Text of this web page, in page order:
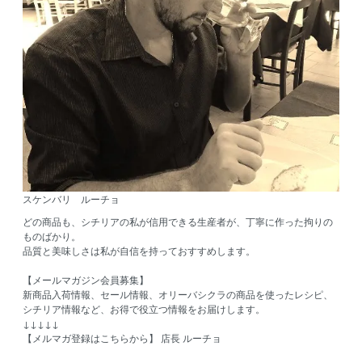
スケンバリ ルーチョ
どの商品も、シチリアの私が信用できる生産者が、丁寧に作った拘りの
ものばかり。
品質と美味しさは私が自信を持っておすすめします。
【メールマガジン会員募集】
新商品入荷情報、セール情報、オリーバシクラの商品を使ったレシピ、
シチリア情報など、お得で役立つ情報をお届けします。
↓↓↓↓↓
【メルマガ登録はこちらから】
店長 ルーチョ